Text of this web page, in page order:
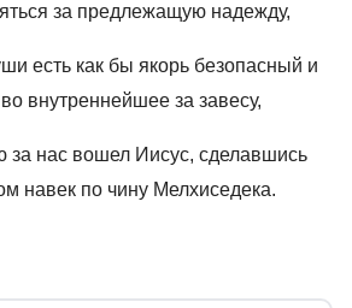
за предлежащую надежду,
есть как бы якорь безопасный и
внутреннейшее за завесу,
за нас вошел Иисус, сделавшись
навек по чину Мелхиседека.